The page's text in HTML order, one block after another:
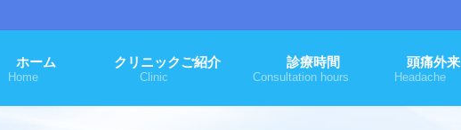
ホーム
Home
クリニックご紹介
Clinic
診療時間
Consultation hours
頭痛外来
Headache